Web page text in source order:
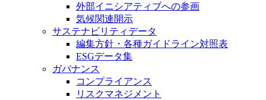
外部イニシアティブへの参画
気候関連開示
サステナビリティデータ
編集方針・各種ガイドライン対照表
ESGデータ集
ガバナンス
コンプライアンス
リスクマネジメント